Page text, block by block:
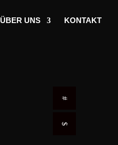
ÜBER UNS KONTAKT